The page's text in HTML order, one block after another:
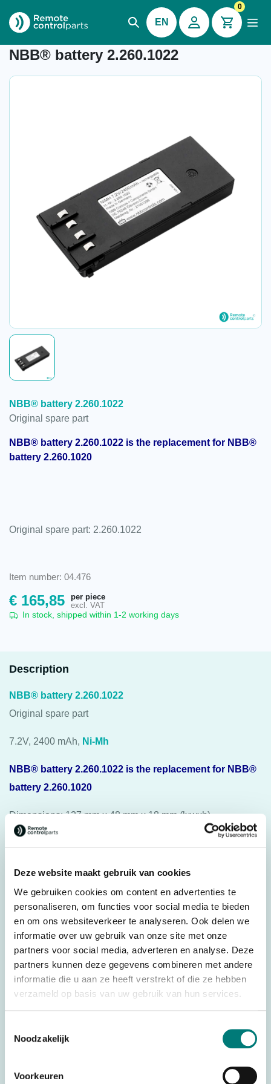
Deze website maakt gebruik van cookies
We gebruiken cookies om content en advertenties te
personaliseren, om functies voor social media te bieden
en om ons websiteverkeer te analyseren. Ook delen we
informatie over uw gebruik van onze site met onze
partners voor social media, adverteren en analyse. Deze
partners kunnen deze gegevens combineren met andere
informatie die u aan ze heeft verstrekt of die ze hebben
verzameld op basis van uw gebruik van hun services.
Noodzakelijk
Voorkeuren
EN
0
Item number: 04.476
NBB® battery 2.260.1022
NBB® battery 2.260.1022
Original spare part
NBB® battery 2.260.1022 is the replacement for NBB®
battery 2.260.1020
Original spare part: 2.260.1022
Item number: 04.476
€ 165,85
per piece
excl. VAT
In stock, shipped within 1-2 working days
Description
NBB® battery 2.260.1022
Original spare part
7.2V, 2400 mAh, Ni-Mh
NBB® battery 2.260.1022 is the replacement for NBB®
battery 2.260.1020
Dimensions: 127 mm x 48 mm x 18 mm (lxwxh)
Weight: 196 grams
Specifications
Weight
Dimensions
12,7 × 4,8 × 1,8 cm
Brands
NBB®
Batteries